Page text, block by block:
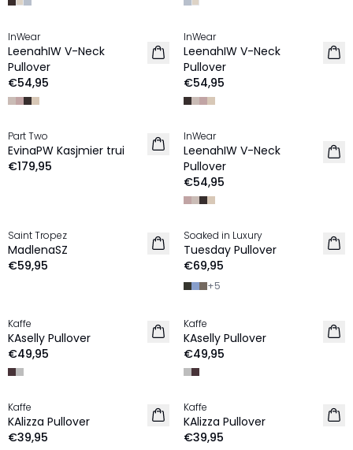
NIEUW
InWear
LeenahIW V-Neck
Pullover
€54,95
NIEUW
InWear
LeenahIW V-Neck
Pullover
€54,95
NIEUW
Part Two
EvinaPW Kasjmier trui
€179,95
NIEUW
InWear
LeenahIW V-Neck
Pullover
€54,95
NIEUW
Saint Tropez
MadlenaSZ
€59,95
NIEUW
Soaked in Luxury
Tuesday Pullover
€69,95
+5
NIEUW
Kaffe
KAselly Pullover
€49,95
NIEUW
Kaffe
KAselly Pullover
€49,95
NIEUW
Kaffe
KAlizza Pullover
€39,95
NIEUW
Kaffe
KAlizza Pullover
€39,95